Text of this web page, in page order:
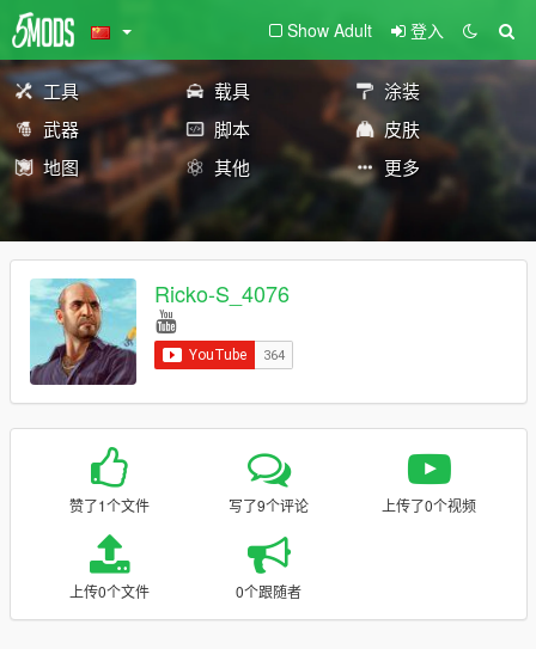
Show Adult 登入
工具 载具
涂装
武器
脚本
皮肤
地图
其他 更多
Ricko-S_4076
赞了1个文件 写了9个评论 上传了0个视频
上传0个文件 0个跟随者